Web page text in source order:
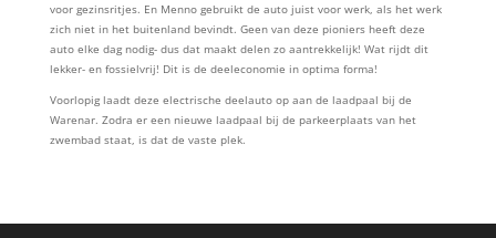
voor gezinsritjes. En Menno gebruikt de auto juist voor werk, als het werk
zich niet in het buitenland bevindt. Geen van deze pioniers heeft deze
auto elke dag nodig- dus dat maakt delen zo aantrekkelijk! Wat rijdt dit
lekker- en fossielvrij! Dit is de deeleconomie in optima forma!
Voorlopig laadt deze electrische deelauto op aan de laadpaal bij de
Warenar. Zodra er een nieuwe laadpaal bij de parkeerplaats van het
zwembad staat, is dat de vaste plek.